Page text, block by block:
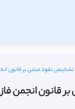
تشخیص نفوذ مبتنی بر قانون
قانون انجمن